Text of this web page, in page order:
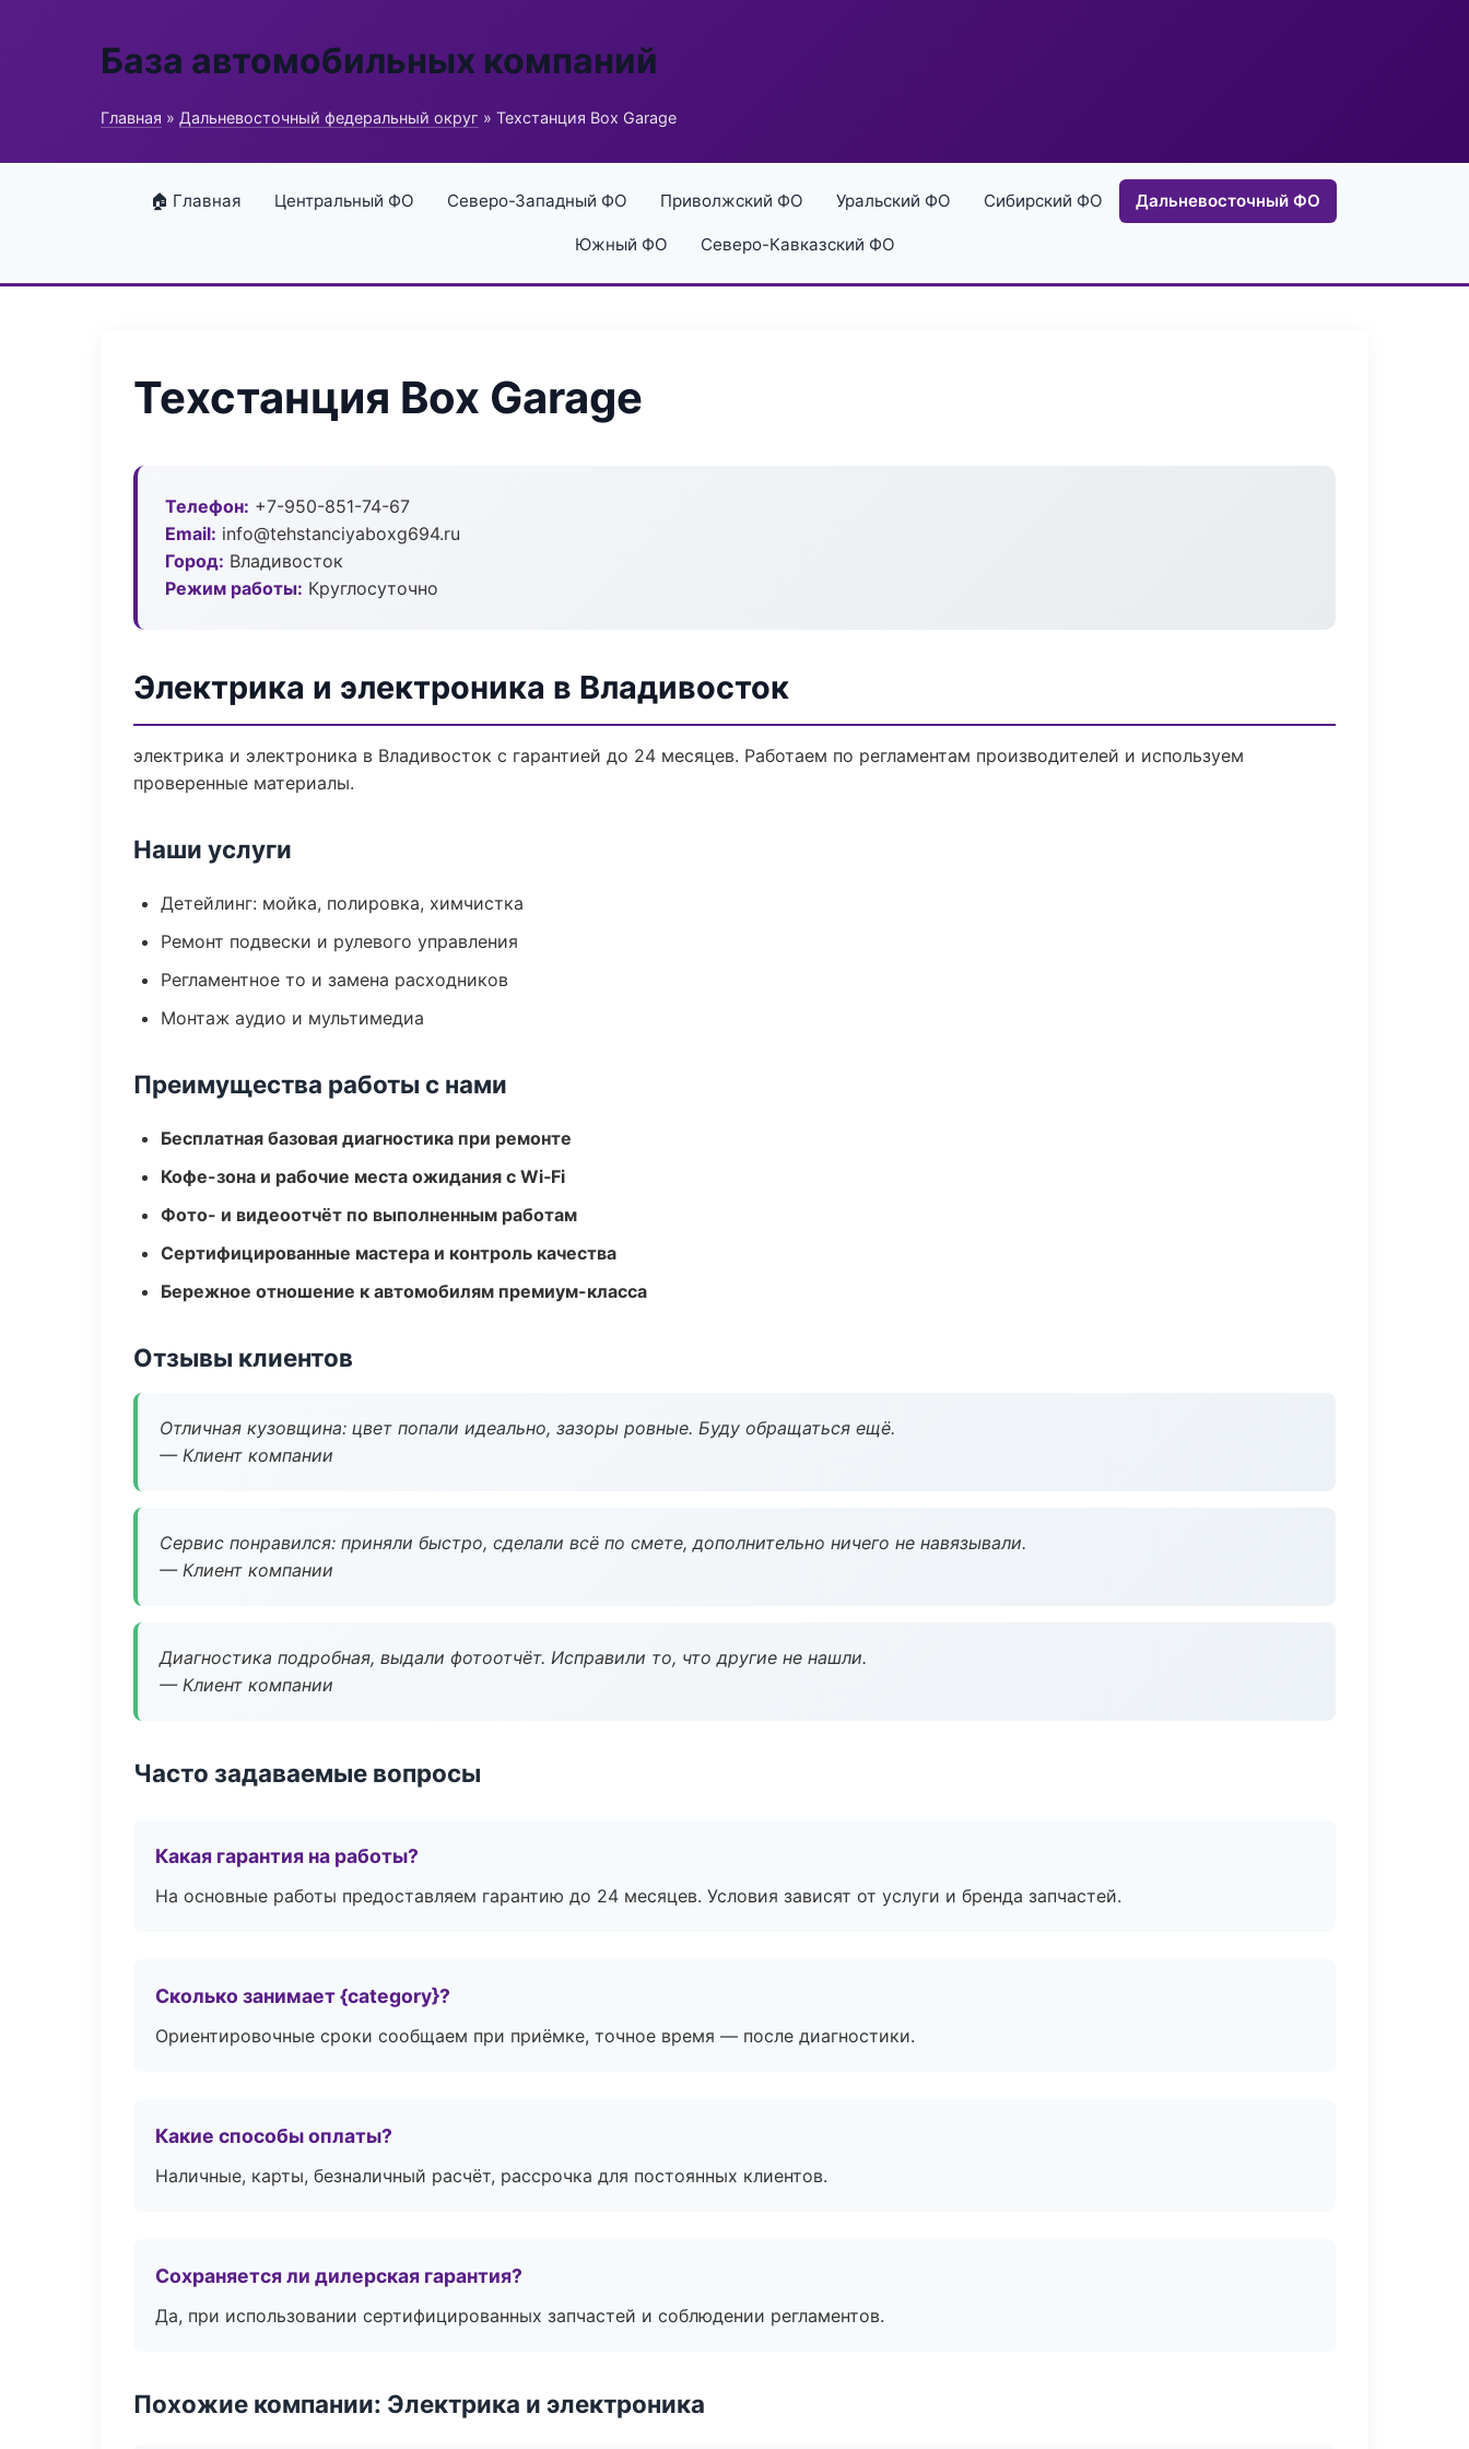
База автомобильных компаний
Главная » Дальневосточный федеральный округ » Техстанция Box Garage
🏠 Главная Центральный ФО Северо-Западный ФО Приволжский ФО Уральский ФО Сибирский ФО Дальневосточный ФО
Южный ФО Северо-Кавказский ФО
Техстанция Box Garage
Телефон: +7-950-851-74-67
Email: info@tehstanciyaboxg694.ru
Город: Владивосток
Режим работы: Круглосуточно
Электрика и электроника в Владивосток
электрика и электроника в Владивосток с гарантией до 24 месяцев. Работаем по регламентам производителей и используем
проверенные материалы.
Наши услуги
Детейлинг: мойка, полировка, химчистка
Ремонт подвески и рулевого управления
Регламентное то и замена расходников
Монтаж аудио и мультимедиа
Преимущества работы с нами
Бесплатная базовая диагностика при ремонте
Кофе-зона и рабочие места ожидания с Wi‑Fi
Фото- и видеоотчёт по выполненным работам
Сертифицированные мастера и контроль качества
Бережное отношение к автомобилям премиум-класса
Отзывы клиентов
Отличная кузовщина: цвет попали идеально, зазоры ровные. Буду обращаться ещё.
— Клиент компании
Сервис понравился: приняли быстро, сделали всё по смете, дополнительно ничего не навязывали.
— Клиент компании
Диагностика подробная, выдали фотоотчёт. Исправили то, что другие не нашли.
— Клиент компании
Часто задаваемые вопросы
Какая гарантия на работы?
На основные работы предоставляем гарантию до 24 месяцев. Условия зависят от услуги и бренда запчастей.
Сколько занимает {category}?
Ориентировочные сроки сообщаем при приёмке, точное время — после диагностики.
Какие способы оплаты?
Наличные, карты, безналичный расчёт, рассрочка для постоянных клиентов.
Сохраняется ли дилерская гарантия?
Да, при использовании сертифицированных запчастей и соблюдении регламентов.
Похожие компании: Электрика и электроника